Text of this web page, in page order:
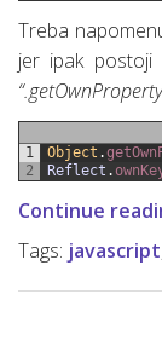
Treba
jer ipak postoji
1
2
Object .
Reflect .
Continue
Tags: javascript